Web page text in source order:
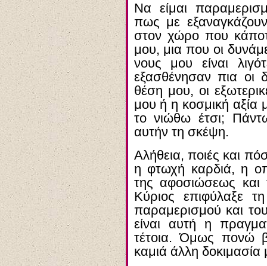
Να είμαι
πως με
στον χώρο που
μου, μια που οι
νους μου είναι
εξασθένησαν πια οι
θέση μου, οι
μου ή η κοσμική αξία
το νιώθω έτσι;
αυτήν τη σκέψη.
Αλήθεια, ποιές και
η φτωχή καρδιά, η
της αφοσιώσεως
Κύριος επιφύλαξε
παραμερισμού και
είναι αυτή η
τέτοια. Όμως πονώ
καμιά άλλη